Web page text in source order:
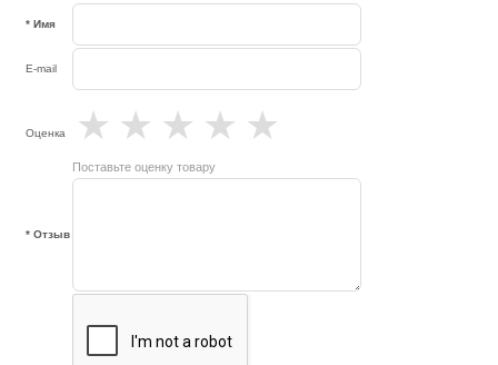
* Имя
E-mail
Оценка ★
★
★
★
★
Поставьте оценку товару
* Отзыв